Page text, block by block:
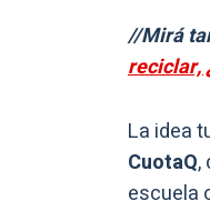
//Mirá
reciclar,
La idea
CuotaQ,
escuela